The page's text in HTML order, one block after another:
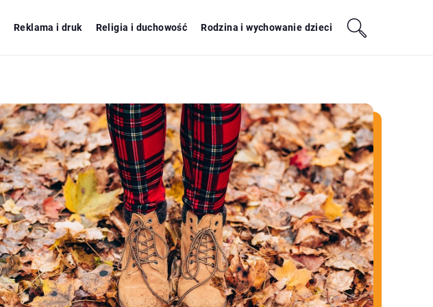
Reklama i druk Religia i duchowość Rodzina i wychowanie dzieci